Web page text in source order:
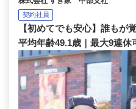
契約社員
【初めてでも安心】誰もが
平均年齢49.1歳｜最大9連休